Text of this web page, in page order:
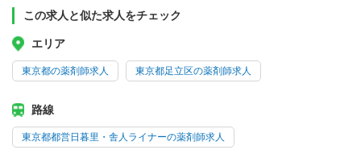
この求人と似た求人をチェック
エリア
東京都の薬剤師求人 東京都足立区の薬剤師求人
路線
東京都都営日暮里・舎人ライナーの薬剤師求人